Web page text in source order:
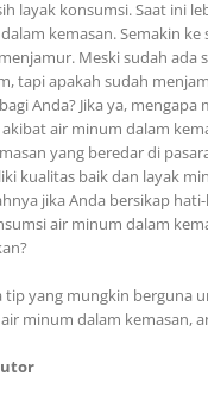
layak konsumsi. Saat ini
kemasan. Semakin ke
Meski sudah ada
tapi apakah sudah
Anda? Jika ya, mengapa
air minum dalam
yang beredar di
kualitas baik dan layak
jika Anda bersikap
air minum dalam
tip yang mungkin berguna
minum dalam kemasan,